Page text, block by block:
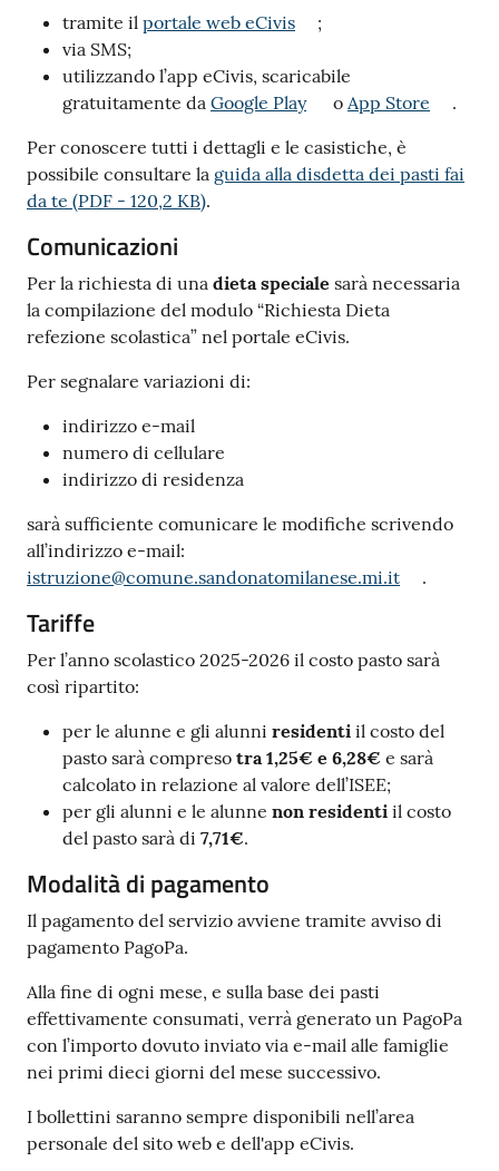
tramite il portale web eCivis
;
via SMS;
utilizzando l’app eCivis, scaricabile
gratuitamente da Google Play o App Store
.
Per conoscere tutti i dettagli e le casistiche, è
possibile consultare la guida alla disdetta dei pasti fai
da te (PDF - 120,2 KB).
Comunicazioni
Per la richiesta di una dieta speciale sarà necessaria
la compilazione del modulo “Richiesta Dieta
refezione scolastica” nel portale eCivis.
Per segnalare variazioni di:
indirizzo e-mail
numero di cellulare
indirizzo di residenza
sarà sufficiente comunicare le modifiche scrivendo
all’indirizzo e-mail:
istruzione@comune.sandonatomilanese.mi.it
.
Tariffe
Per l’anno scolastico 2025-2026 il costo pasto sarà
così ripartito:
per le alunne e gli alunni residenti il costo del
pasto sarà compreso tra 1,25€ e 6,28€ e sarà
calcolato in relazione al valore dell’ISEE;
per gli alunni e le alunne non residenti il costo
del pasto sarà di 7,71€.
Modalità di pagamento
Il pagamento del servizio avviene tramite avviso di
pagamento PagoPa.
Alla fine di ogni mese, e sulla base dei pasti
effettivamente consumati, verrà generato un PagoPa
con l’importo dovuto inviato via e-mail alle famiglie
nei primi dieci giorni del mese successivo.
I bollettini saranno sempre disponibili nell’area
personale del sito web e dell'app eCivis.